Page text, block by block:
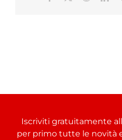
Iscriviti gratuitamente
per primo tutte le novità